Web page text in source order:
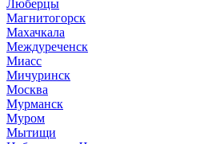
Люберцы
Магнитогорск
Махачкала
Междуреченск
Миасс
Мичуринск
Москва
Мурманск
Муром
Мытищи